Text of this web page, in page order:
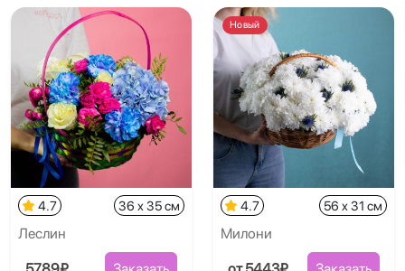
4.7 36 x 35 см
Леслин
Новый
4.7 56 x 31 см
Милони